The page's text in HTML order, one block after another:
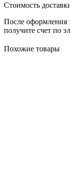
Стоимость
После оформления
получите счет по
Похожие товары